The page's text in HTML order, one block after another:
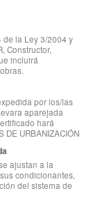
de la Ley 3/2004 y
Constructor,
incluirá
por los/las
aparejada
hará
DE URBANIZACIÓN
ajustan a la
condicionantes,
del sistema de